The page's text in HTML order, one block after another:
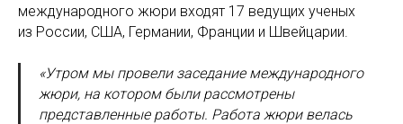
международного жюри входят 17 ведущих ученых
из России, США, Германии, Франции и Швейцарии.
«Утром мы провели заседание международного
жюри, на котором были рассмотрены
представленные работы. Работа жюри велась